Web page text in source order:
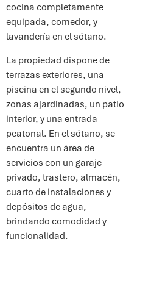
cocina completamente
equipada, comedor, y
lavandería en el sótano.
La propiedad dispone de
terrazas exteriores, una
piscina en el segundo nivel,
zonas ajardinadas, un patio
interior, y una entrada
peatonal. En el sótano, se
encuentra un área de
servicios con un garaje
privado, trastero, almacén,
cuarto de instalaciones y
depósitos de agua,
brindando comodidad y
funcionalidad.